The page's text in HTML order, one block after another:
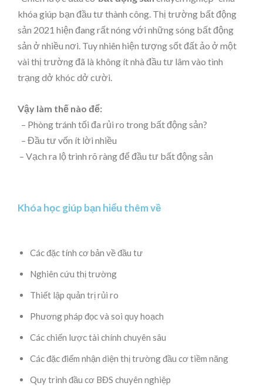
khóa giúp bạn đầu tư thành công. Thị trường bất động
sản 2021 hiện đang rất nóng với những sóng bất động
sản ở nhiều nơi. Tuy nhiên hiện tượng sốt đất ảo ở một
vài thị trường đã là không ít nhà đầu tư lâm vào tình
trạng dở khóc dở cười.
Vậy làm thế nào để:
– Phòng tránh tối đa rủi ro trong bất động sản?
– Đầu tư vốn ít lời nhiều
– Vạch ra lộ trình rõ ràng để đầu tư bất động sản
Khóa học giúp bạn hiểu thêm về
Các đặc tính cơ bản về đầu tư
Nghiên cứu thị trường
Thiết lập quản trị rủi ro
Phương pháp đọc và soi quy hoạch
Các chiến lược tài chính chuyên sâu
Các đặc điểm nhận diện thị trường đầu cơ tiềm năng
Quy trình đầu cơ BĐS chuyên nghiệp